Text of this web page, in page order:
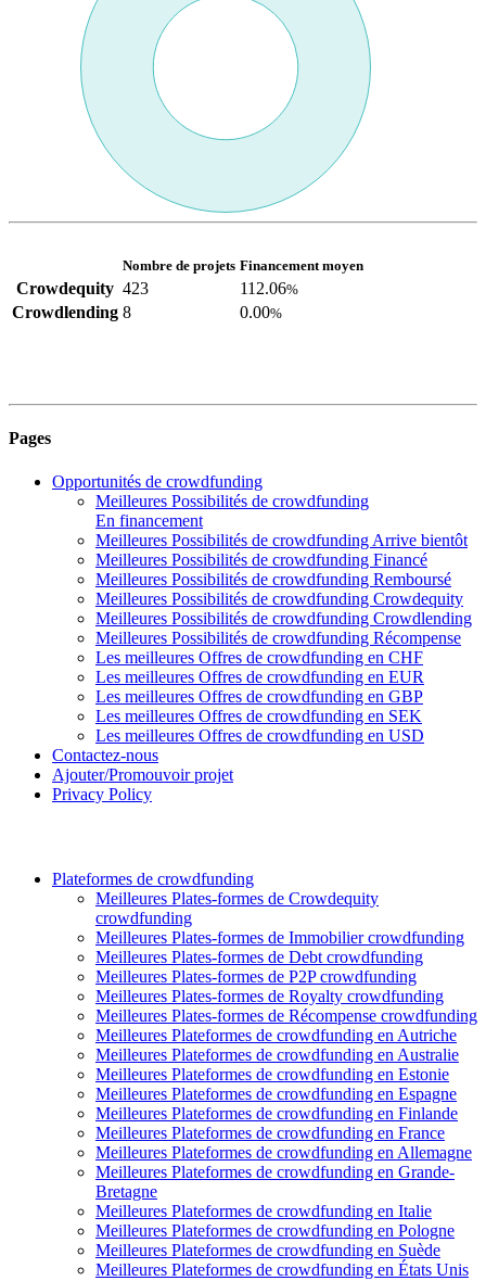
Nombre de projets Financement moyen
Crowdequity 423 112.06%
Crowdlending 8 0.00%
Pages
Opportunités de crowdfunding
Meilleures Possibilités de crowdfunding
En financement
Meilleures Possibilités de crowdfunding Arrive bientôt
Meilleures Possibilités de crowdfunding Financé
Meilleures Possibilités de crowdfunding Remboursé
Meilleures Possibilités de crowdfunding Crowdequity
Meilleures Possibilités de crowdfunding Crowdlending
Meilleures Possibilités de crowdfunding Récompense
Les meilleures Offres de crowdfunding en CHF
Les meilleures Offres de crowdfunding en EUR
Les meilleures Offres de crowdfunding en GBP
Les meilleures Offres de crowdfunding en SEK
Les meilleures Offres de crowdfunding en USD
Contactez-nous
Ajouter/Promouvoir projet
Privacy Policy
Plateformes de crowdfunding
Meilleures Plates-formes de Crowdequity
crowdfunding
Meilleures Plates-formes de Immobilier crowdfunding
Meilleures Plates-formes de Debt crowdfunding
Meilleures Plates-formes de P2P crowdfunding
Meilleures Plates-formes de Royalty crowdfunding
Meilleures Plates-formes de Récompense crowdfunding
Meilleures Plateformes de crowdfunding en Autriche
Meilleures Plateformes de crowdfunding en Australie
Meilleures Plateformes de crowdfunding en Estonie
Meilleures Plateformes de crowdfunding en Espagne
Meilleures Plateformes de crowdfunding en Finlande
Meilleures Plateformes de crowdfunding en France
Meilleures Plateformes de crowdfunding en Allemagne
Meilleures Plateformes de crowdfunding en Grande-
Bretagne
Meilleures Plateformes de crowdfunding en Italie
Meilleures Plateformes de crowdfunding en Pologne
Meilleures Plateformes de crowdfunding en Suède
Meilleures Plateformes de crowdfunding en États Unis